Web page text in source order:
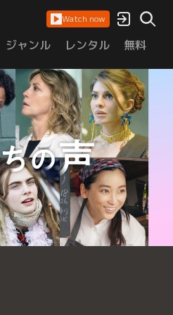
Watch now
ジャンル レンタル 無料